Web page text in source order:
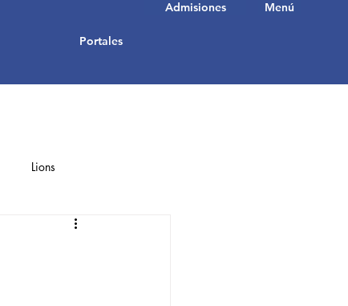
Portales
Menú
Admisiones
Lions
Student Achievements